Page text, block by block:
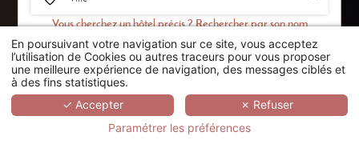
SCROLL
Vous cherchez un hôtel précis ? Rechercher par son nom
RECHERCHER
En poursuivant votre navigation sur ce site, vous acceptez
l’utilisation de Cookies ou autres traceurs pour vous proposer
une meilleure expérience de navigation, des messages ciblés et
à des fins statistiques.
✓ Accepter
✗ Refuser
Paramétrer les préférences